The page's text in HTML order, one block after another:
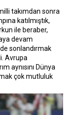
takımdan sonra
katılmıştık,
ile beraber,
devam
sonlandırmak
Avrupa
aynısını Dünya
çok mutluluk